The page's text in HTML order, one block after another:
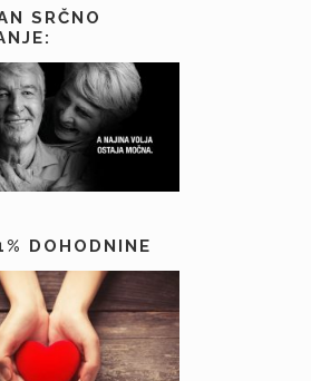
SRČNO
DOHODNINE